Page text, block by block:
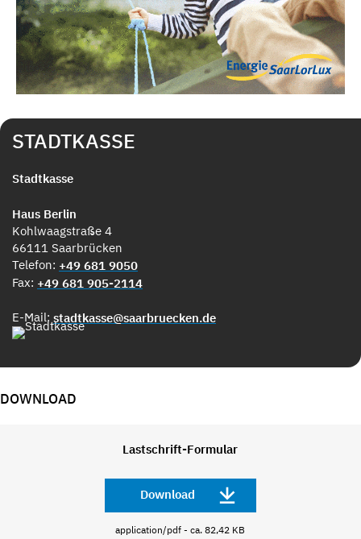
STADTKASSE
Stadtkasse
Haus Berlin
Kohlwaagstraße 4
66111 Saarbrücken
Telefon: +49 681 9050
Fax: +49 681 905-2114
E-Mail: stadtkasse@saarbruecken.de
DOWNLOAD
Lastschrift-Formular
Download
application/pdf - ca. 82,42 KB